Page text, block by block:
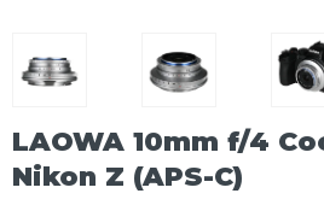
LAOWA 10mm f/4
Nikon Z (APS-C)